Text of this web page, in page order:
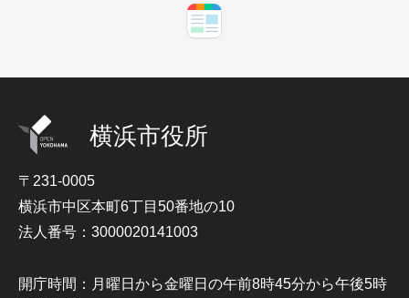
横浜市役所
〒231-0005
横浜市中区本町6丁目50番地の10
法人番号：3000020141003
開庁時間：月曜日から金曜日の午前8時45分から午後5時